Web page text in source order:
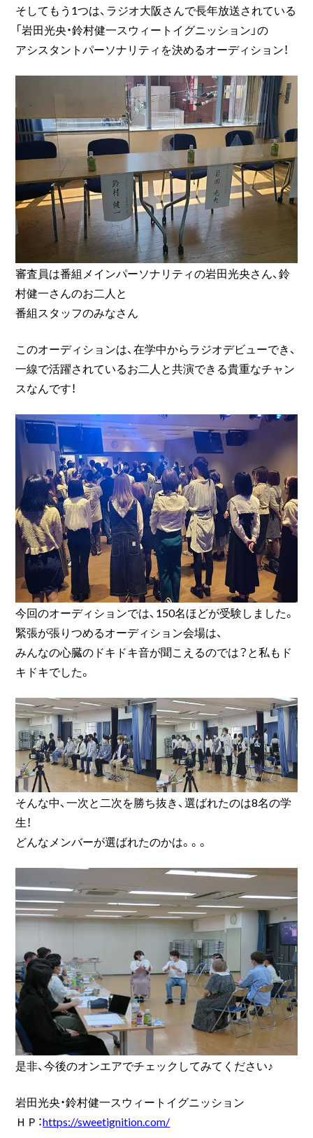
そしてもう1つは、ラジオ大阪さんで長年放送されている
「岩田光央・鈴村健一スウィートイグニッション」の
アシスタントパーソナリティを決めるオーディション！
審査員は番組メインパーソナリティの岩田光央さん、鈴
村健一さんのお二人と
番組スタッフのみなさん
このオーディションは、在学中からラジオデビューでき、
一線で活躍されているお二人と共演できる貴重なチャン
スなんです！
今回のオーディションでは、150名ほどが受験しました。
緊張が張りつめるオーディション会場は、
みんなの心臓のドキドキ音が聞こえるのでは？と私もド
キドキでした。
そんな中、一次と二次を勝ち抜き、選ばれたのは8名の学
生！
どんなメンバーが選ばれたのかは。。。
是非、今後のオンエアでチェックしてみてください♪
岩田光央・鈴村健一スウィートイグニッション
ＨＰ：https://sweetignition.com/